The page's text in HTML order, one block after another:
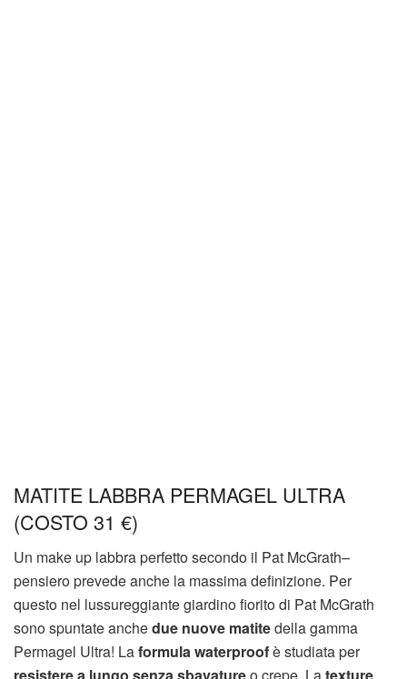
MATITE LABBRA PERMAGEL ULTRA
(COSTO 31 €)
Un make up labbra perfetto secondo il Pat McGrath–
pensiero prevede anche la massima definizione. Per
questo nel lussureggiante giardino fiorito di Pat McGrath
sono spuntate anchedue nuove matitedella gamma
Permagel Ultra! Laformula waterproofè studiata per